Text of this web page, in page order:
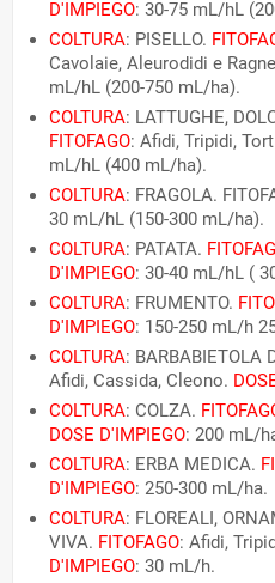
D'IMPIEGO: 30-75 mL/hL
COLTURA: PISELLO.
Cavolaie, Aleurodidi e
mL/hL (200-750 mL/ha).
COLTURA: LATTUGHE,
FITOFAGO: Afidi, Tripidi,
mL/hL (400 mL/ha).
COLTURA: FRAGOLA.
30 mL/hL (150-300 mL/ha).
COLTURA: PATATA.
D'IMPIEGO: 30-40 mL/hL (
COLTURA: FRUMENTO.
D'IMPIEGO: 150-250 mL/h
COLTURA: BARBABIETOLA
Afidi, Cassida, Cleono.
COLTURA: COLZA.
DOSE D'IMPIEGO: 200 mL/
COLTURA: ERBA MEDICA.
D'IMPIEGO: 250-300 mL/ha.
COLTURA: FLOREALI,
VIVA. FITOFAGO: Afidi,
D'IMPIEGO: 30 mL/h.